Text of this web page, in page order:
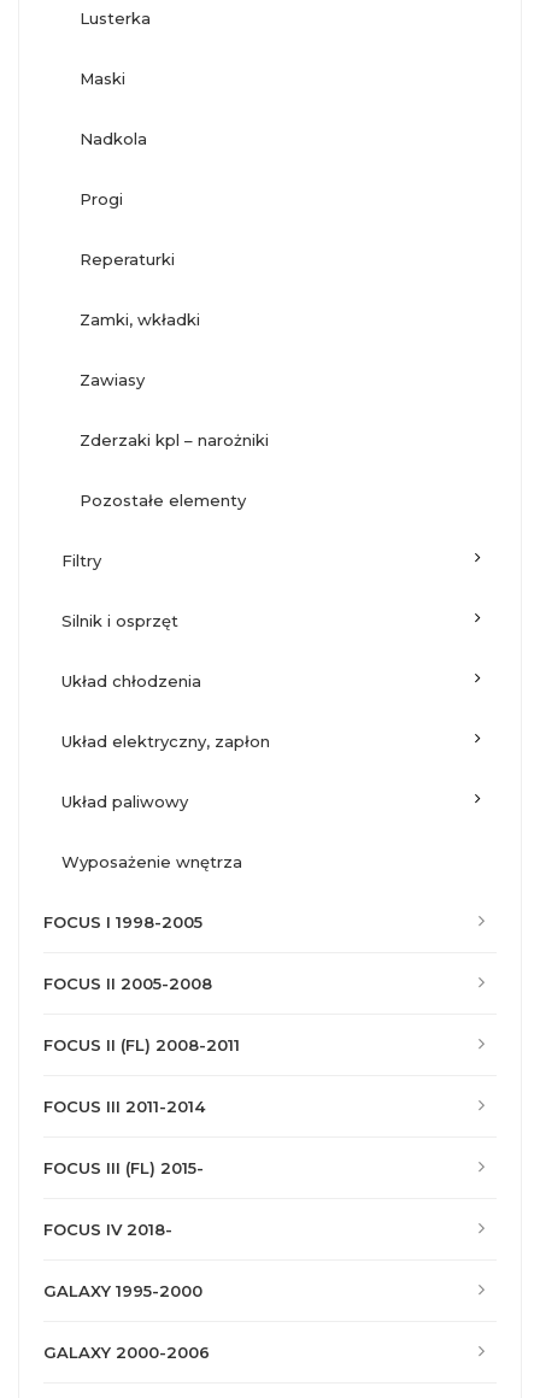
lusterka
maski
nadkola
progi
reperaturki
zamki, wkładki
zawiasy
zderzaki kpl – narożniki
pozostałe elementy
filtry
silnik i osprzęt
układ chłodzenia
układ elektryczny, zapłon
układ paliwowy
wyposażenie wnętrza
FOCUS I 1998-2005
FOCUS II 2005-2008
FOCUS II (FL) 2008-2011
FOCUS III 2011-2014
FOCUS III (FL) 2015-
FOCUS IV 2018-
GALAXY 1995-2000
GALAXY 2000-2006